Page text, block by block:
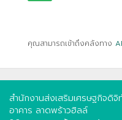
คุณสามารถเข้าถึงคลังทาง
สำนักงานส่งเสริมเศรษฐกิจดิ
อาคาร ลาดพร้าวฮิลล์